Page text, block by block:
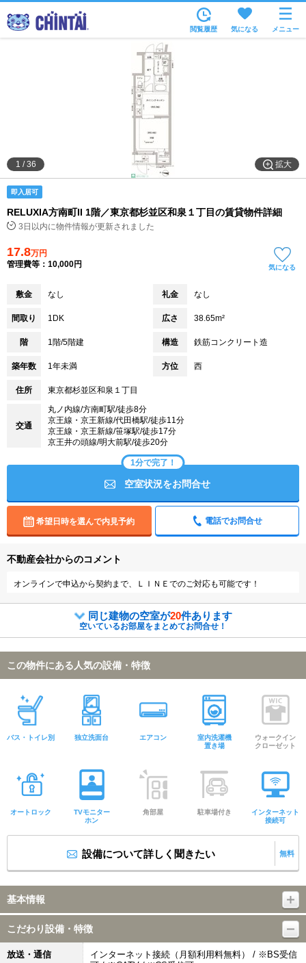
沿線・駅から
住所から
家賃相場から
通勤通学時間から
物件特集から
不動産会社から
閲覧履歴 気になる メニュー
拡大
1 /36
即入居可
RELUXIA方南町II 1階／東京都杉並区和泉１丁目の賃貸物件詳細
3日以内に物件情報が更新されました
17.8万円
管理費等：10,000円
気になる
敷金 なし 礼金 なし
間取り 1DK 広さ 38.65m²
階 1階/5階建 構造 鉄筋コンクリート造
築年数 1年未満 方位 西
住所 東京都杉並区和泉１丁目
交通
丸ノ内線/方南町駅/徒歩8分
京王線・京王新線/代田橋駅/徒歩11分
京王線・京王新線/笹塚駅/徒歩17分
京王井の頭線/明大前駅/徒歩20分
1分で完了！
空室状況をお問合せ
希望日時を選んで内見予約 電話でお問合せ
不動産会社からのコメント
オンラインで申込から契約まで、ＬＩＮＥでのご対応も可能です！
同じ建物の空室が20件あります
空いているお部屋をまとめてお問合せ！
この物件にある人気の設備・特徴
バス・トイレ別 独立洗面台 エアコン
室内洗濯機
置き場
ウォークイン
クローゼット
オートロック
TVモニター
ホン
角部屋 駐車場付き
インターネット
接続可
設備について詳しく聞きたい 無料
基本情報
こだわり設備・特徴
放送・通信
インターネット接続（月額利用料無料） / ※BS受信